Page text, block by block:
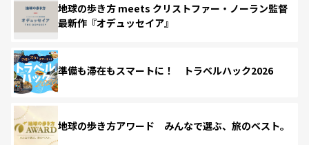
地球の歩き方 meets クリストファー・ノーラン監督
最新作『オデュッセイア』
準備も滞在もスマートに！ トラベルハック2026
地球の歩き方アワード みんなで選ぶ、旅のベスト。